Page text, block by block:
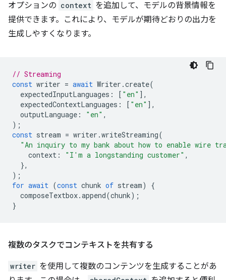
オプションの context を追加して、モデルの背景情報を
提供できます。これにより、モデルが期待どおりの出力を
生成しやすくなります。
// Streaming
const writer = await Writer .create(
expectedInputLanguages : [ "en" ],
expectedContextLanguages : [ "en" ],
outputLanguage : "en" ,
);
const stream = writer .writeStreaming(
"An inquiry to my bank about how to enable wire
context : "I'm a longstanding customer" ,
},
);
for await (const chunk of stream)
{
composeTextbox.append(chunk);
}
複数のタスクでコンテキストを共有する
writer を使用して複数のコンテンツを生成することがあ